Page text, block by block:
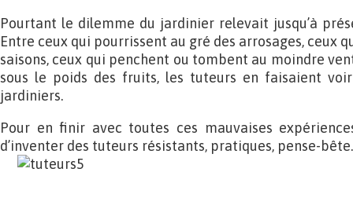
Pourtant le dilemme du jardinier relevait jusqu’à
Entre ceux qui pourrissent au gré des arrosages, ceux
saisons, ceux qui penchent ou tombent au moindre
sous le poids des fruits, les tuteurs en faisaient
jardiniers.
Pour en finir avec toutes ces mauvaises
d’inventer des tuteurs résistants, pratiques, pense-